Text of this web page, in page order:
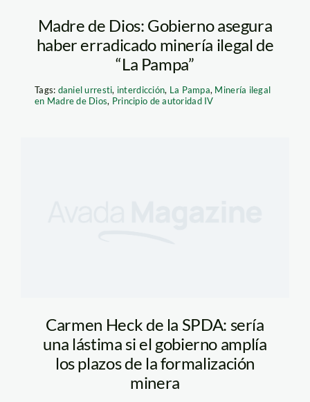
Madre de Dios: Gobierno asegura
haber erradicado minería ilegal de
“La Pampa”
Tags: daniel urresti, interdicción, La Pampa, Minería ilegal
en Madre de Dios, Principio de autoridad IV
Carmen Heck de la SPDA: sería
una lástima si el gobierno amplía
los plazos de la formalización
minera